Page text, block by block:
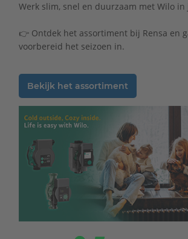
Werk slim, snel en duurzaam met Wilo in
👉 Ontdek het assortiment bij Rensa en
voorbereid het seizoen in.
Bekijk het assortiment